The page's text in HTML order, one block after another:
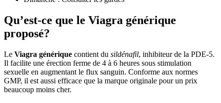
Qu’est-ce que le Viagra générique
proposé?
Le Viagra générique contient du sildénafil, inhibiteur de la PDE-5.
Il facilite une érection ferme de 4 à 6 heures sous stimulation
sexuelle en augmentant le flux sanguin. Conforme aux normes
GMP, il est aussi efficace que la marque originale pour un prix
beaucoup moins cher.